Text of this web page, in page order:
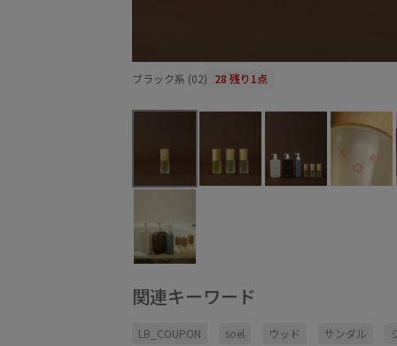
ブラック系 (02) 28残り1点
関連キーワード
LB_COUPON soel ウッド サンダル